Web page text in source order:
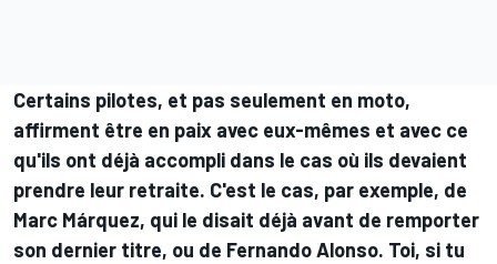
Certains pilotes, et pas seulement en moto,
affirment être en paix avec eux-mêmes et avec ce
qu'ils ont déjà accompli dans le cas où ils devaient
prendre leur retraite. C'est le cas, par exemple, de
Marc Márquez, qui le disait déjà avant de remporter
son dernier titre, ou de Fernando Alonso. Toi, si tu